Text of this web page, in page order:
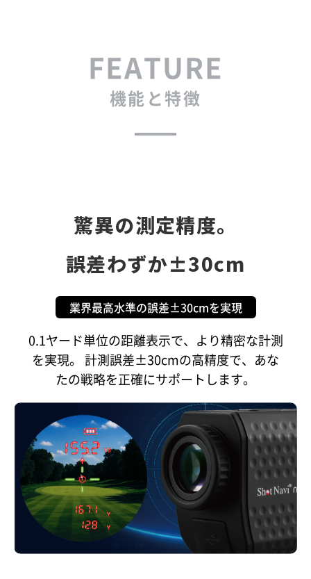
FEATURE
機能と特徴
驚異の測定精度。
誤差わずか±30cm
業界最高水準の誤差±30cmを実現
0.1ヤード単位の距離表示で、より精密な計測
を実現。 計測誤差±30cmの高精度で、あな
たの戦略を正確にサポートします。